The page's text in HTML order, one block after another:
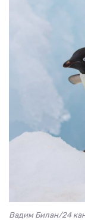
Вадим Билан/24